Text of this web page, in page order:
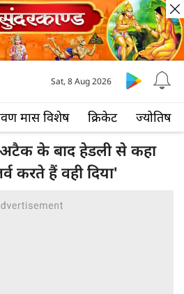
मास विशेष क्रिकेट ज्योतिष
Sat, 8 Aug 2026
अटैक के बाद हेडली से कहा
करते हैं वही दिया'